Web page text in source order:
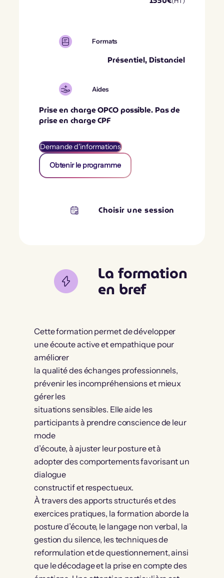
La formation
en bref
Cette formation permet de développer
une écoute active et empathique pour
améliorer
la qualité des échanges professionnels,
prévenir les incompréhensions et mieux
gérer les
situations sensibles. Elle aide les
participants à prendre conscience de leur
mode
d’écoute, à ajuster leur posture et à
adopter des comportements favorisant un
dialogue
constructif et respectueux.
À travers des apports structurés et des
exercices pratiques, la formation aborde la
posture d’écoute, le langage non verbal, la
gestion du silence, les techniques de
reformulation et de questionnement, ainsi
que le décodage et la prise en compte des
Formats
Présentiel, Distanciel
Aides
Prise en charge OPCO possible. Pas de
prise en charge CPF
Demande d'informations
Obtenir le programme
Choisir une session